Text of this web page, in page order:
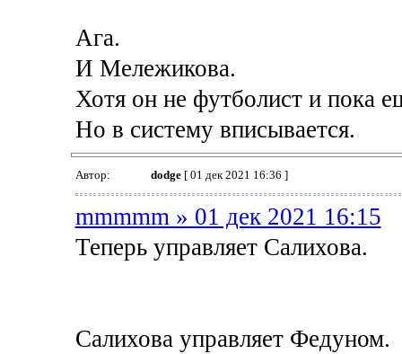
Ага.
И Мележикова.
Хотя он не футболист и пока
Но в систему вписывается.
Автор: dodge[ 01 дек 2021 16:36 ]
mmmmm » 01 дек 2021 16:15
Теперь управляет Салихова.
Салихова управляет Федуном.